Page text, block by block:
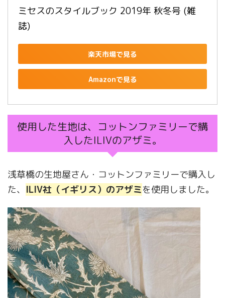
ミセスのスタイルブック 2019年 秋冬号 (雑
誌)
楽天市場で見る
Amazonで見る
使用した生地は、コットンファミリーで購
入したILIVのアザミ。
浅草橋の生地屋さん・コットンファミリーで購入し
た、 ILIV社（イギリス）のアザミを使用しました。